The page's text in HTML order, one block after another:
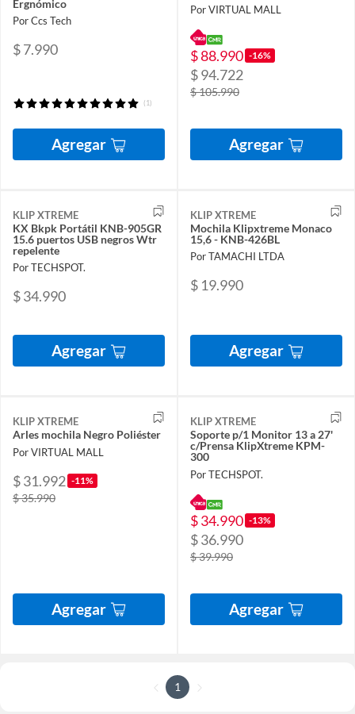
Ergnómico
Por Ccs Tech
$ 7.990
(1)
Agregar
Por VIRTUAL MALL
$ 88.990 -16%
$ 94.722
$ 105.990
Agregar
KLIP XTREME
KX Bkpk Portátil KNB-905GR
15.6 puertos USB negros Wtr
repelente
Por TECHSPOT.
$ 34.990
Agregar
KLIP XTREME
Mochila Klipxtreme Monaco
15,6 - KNB-426BL
Por TAMACHI LTDA
$ 19.990
Agregar
KLIP XTREME
Arles mochila Negro Poliéster
Por VIRTUAL MALL
$ 31.992 -11%
$ 35.990
Agregar
KLIP XTREME
Soporte p/1 Monitor 13 a 27'
c/Prensa KlipXtreme KPM-
300
Por TECHSPOT.
$ 34.990 -13%
$ 36.990
$ 39.990
Agregar
1